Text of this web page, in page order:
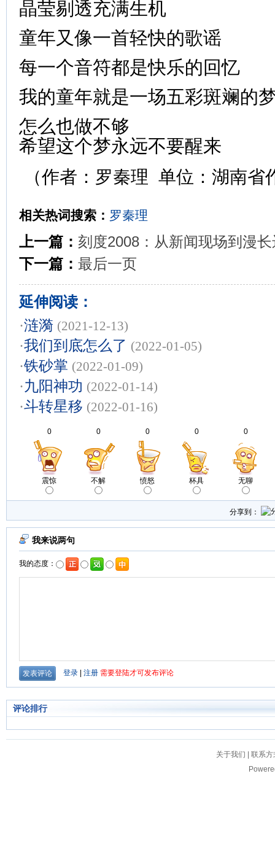
晶莹剔透充满生机
童年又像一首轻快的歌谣
每一个音符都是快乐的回忆
我的童年就是一场五彩斑斓的
怎么也做不够
希望这个梦永远不要醒来
（作者：罗秦理 单位：湖南省
相关热词搜索： 罗秦理
上一篇： 刻度2008：从新闻现场到漫
下一篇： 最后一页
延伸阅读：
·涟漪 (2021-12-13)
·我们到底怎么了 (2022-01-05)
·铁砂掌 (2022-01-09)
·九阳神功 (2022-01-14)
·斗转星移 (2022-01-16)
0
震惊
0
不解
0
愤怒
0
杯具
0
无聊
分享到：
评论排行
关于我们
联系方